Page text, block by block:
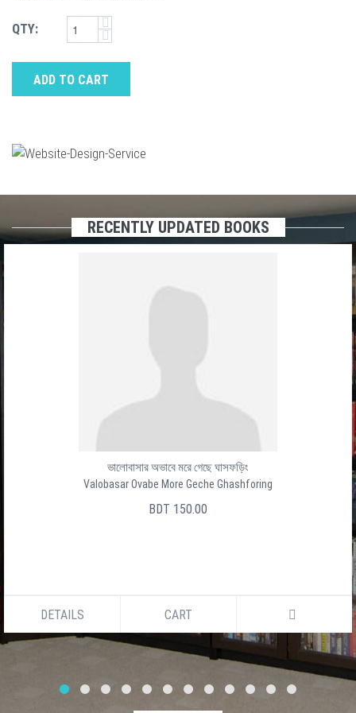
QTY:
ADD TO CART
RECENTLY UPDATED BOOKS
ভালোবাসার অভাবে মরে গেছে ঘাসফড়িং
Valobasar Ovabe More Geche Ghashforing
BDT 150.00
DETAILS CART